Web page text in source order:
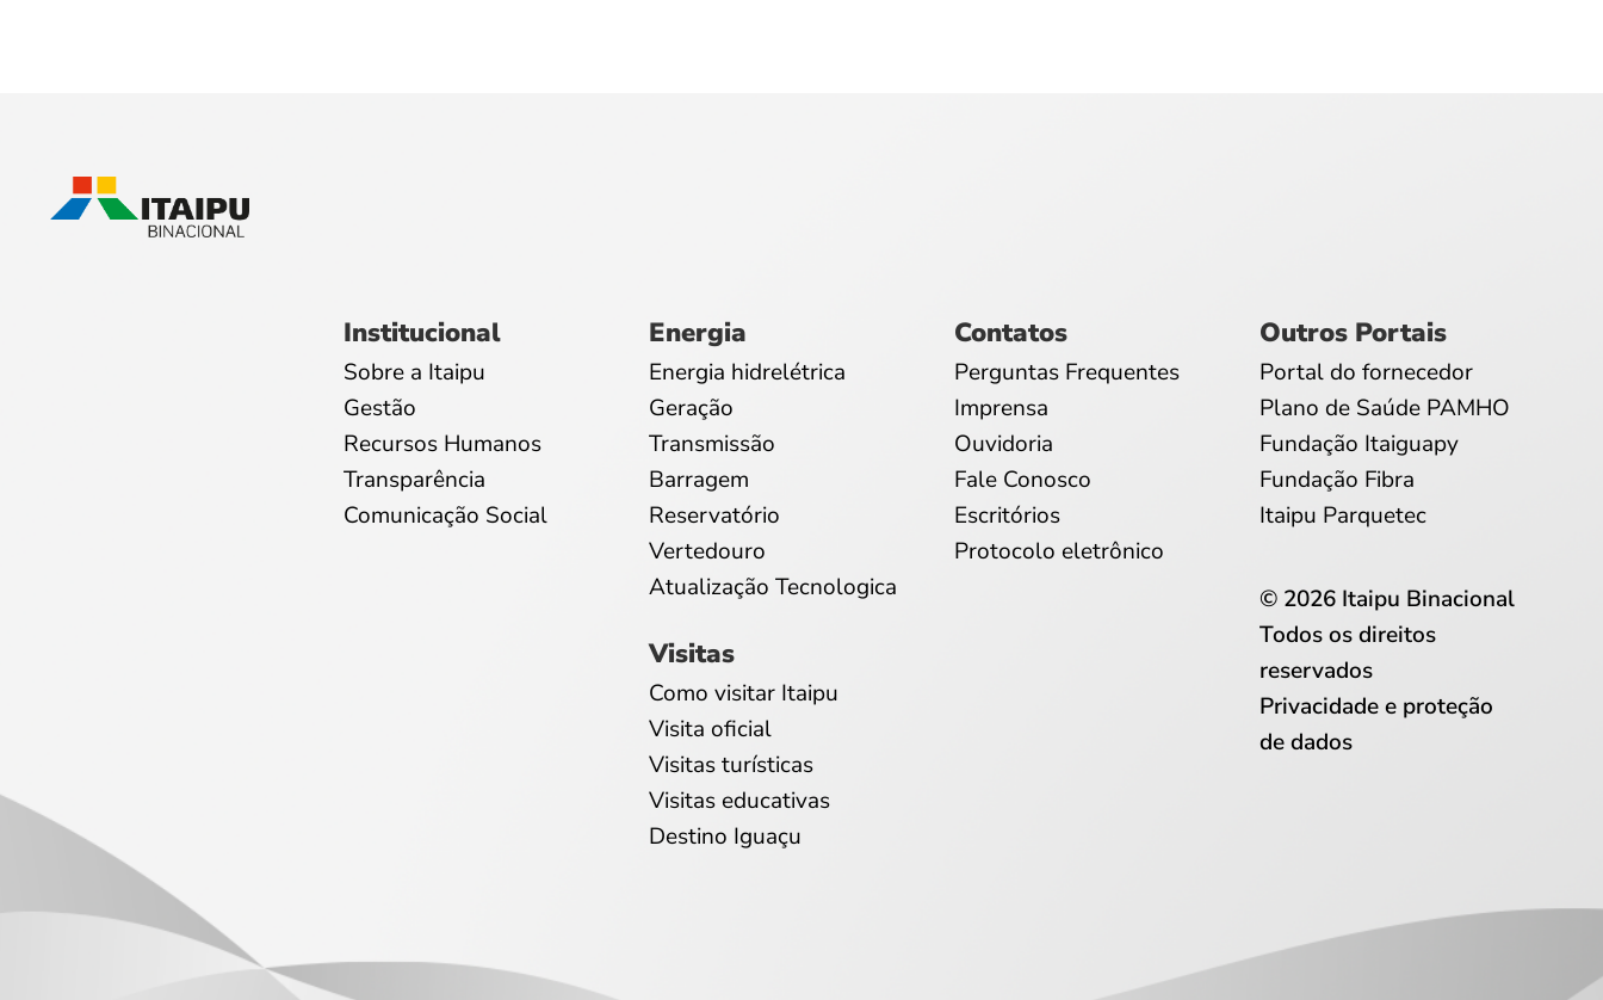
Institucional
Sobre a Itaipu
Gestão
Recursos Humanos
Transparência
Comunicação Social
Energia
Energia hidrelétrica
Geração
Transmissão
Barragem
Reservatório
Vertedouro
Atualização Tecnologica
Visitas
Como visitar Itaipu
Visita oficial
Visitas turísticas
Visitas educativas
Destino Iguaçu
Contatos
Perguntas Frequentes
Imprensa
Ouvidoria
Fale Conosco
Escritórios
Protocolo eletrônico
Outros Portais
Portal do fornecedor
Plano de Saúde PAMHO
Fundação Itaiguapy
Fundação Fibra
Itaipu Parquetec
© 2026 Itaipu Binacional
Todos os direitos
reservados
Privacidade e proteção
de dados